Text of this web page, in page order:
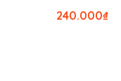
₫
240.000